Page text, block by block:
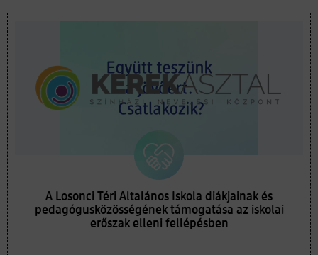
A Losonci Téri Általános Iskola diákjainak és
pedagógusközösségének támogatása az iskolai
erőszak elleni fellépésben